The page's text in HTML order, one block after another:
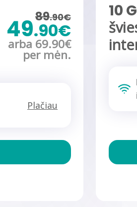
89.90€
49.90€
arba 69.90€
per mėn.
Plačiau
10